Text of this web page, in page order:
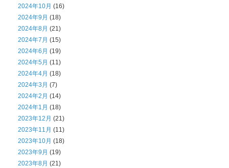
2024年10月 (16)
2024年9月 (18)
2024年8月 (21)
2024年7月 (15)
2024年6月 (19)
2024年5月 (11)
2024年4月 (18)
2024年3月 (7)
2024年2月 (14)
2024年1月 (18)
2023年12月 (21)
2023年11月 (11)
2023年10月 (18)
2023年9月 (19)
2023年8月 (21)